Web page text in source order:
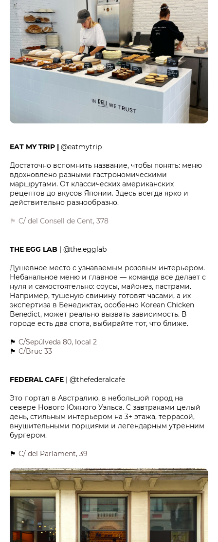
EAT MY TRIP | @eatmytrip
Достаточно вспомнить название, чтобы понять: меню
вдохновлено разными гастрономическими
маршрутами. От классических американских
рецептов до вкусов Японии. Здесь всегда ярко и
действительно разнообразно.
🏴 C/ del Consell de Cent, 378
THE EGG LAB | @the.egglab
Душевное место с узнаваемым розовым интерьером.
Небанальное меню и главное — команда все делает с
нуля и самостоятельно: соусы, майонез, пастрами.
Например, тушеную свинину готовят часами, а их
экспертиза в Бенедиктах, особенно Korean Chicken
Benedict, может реально вызвать зависимость. В
городе есть два спота, выбирайте тот, что ближе.
🏴 C/Sepúlveda 80, local 2
🏴 C/Bruc 33
FEDERAL CAFE | @thefederalcafe
Это портал в Австралию, в небольшой город на
севере Нового Южного Уэльса. C завтраками целый
день, стильным интерьером на 3+ этажа, террасой,
внушительными порциями и легендарным утренним
бургером.
🏴 C/ del Parlament, 39